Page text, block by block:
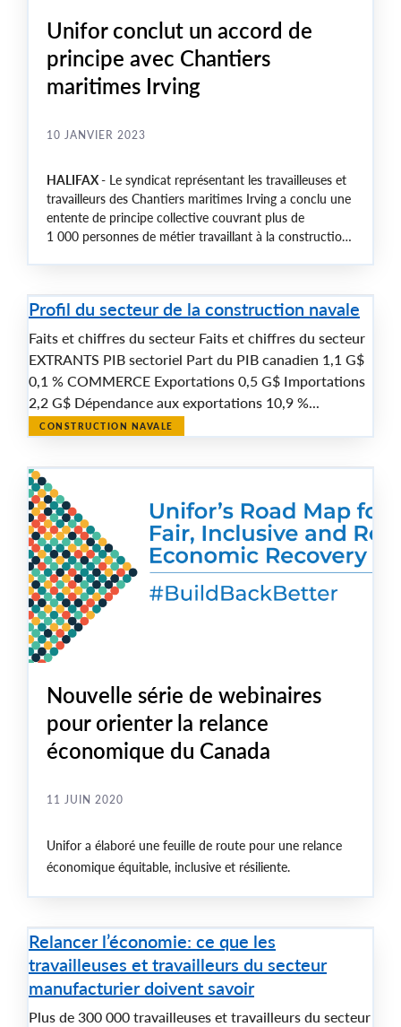
Unifor conclut un accord de
principe avec Chantiers
maritimes Irving
10 JANVIER 2023
HALIFAX- Le syndicat représentant les travailleuses et
travailleurs des Chantiers maritimes Irving a conclu une
entente de principe collective couvrant plus de
1 000 personnes de métier travaillant à la construction
Profil du secteur de la construction navale
Faits et chiffres du secteur Faits et chiffres du secteur
EXTRANTS PIB sectoriel Part du PIB canadien 1,1 G$
0,1 % COMMERCE Exportations 0,5 G$ Importations
2,2 G$ Dépendance aux exportations 10,9 %...
CONSTRUCTION NAVALE
Nouvelle série de webinaires
pour orienter la relance
économique du Canada
11 JUIN 2020
Unifor a élaboré une feuille de route pour une relance
économique équitable, inclusive et résiliente.
Relancer l’économie: ce que les
travailleuses et travailleurs du secteur
manufacturier doivent savoir
Plus de 300 000 travailleuses et travailleurs du secteur